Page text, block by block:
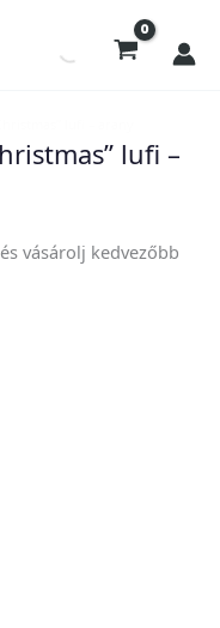
lufi –
és vásárolj kedvezőbb